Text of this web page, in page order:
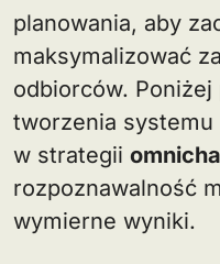
planowania, aby
maksymalizować
odbiorców.
tworzenia
w strategii
rozpoznawalność
wymierne wyniki.